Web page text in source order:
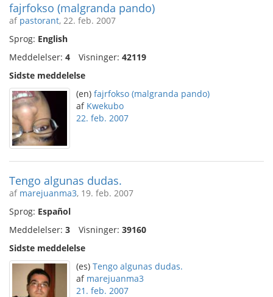
fajrfokso (malgranda pando)
af pastorant, 22. feb. 2007
Sprog: English
Meddelelser: 4 Visninger: 42119
Sidste meddelelse
(en) fajrfokso (malgranda pando)
af Kwekubo
22. feb. 2007
Tengo algunas dudas.
af marejuanma3, 19. feb. 2007
Sprog: Español
Meddelelser: 3 Visninger: 39160
Sidste meddelelse
(es) Tengo algunas dudas.
af marejuanma3
21. feb. 2007